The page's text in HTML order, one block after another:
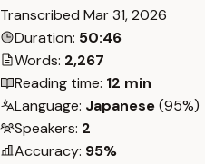
Transcribed Mar 31, 2026
Duration: 50:46
Words: 2,267
Reading time: 12 min
Language: Japanese(95%)
Speakers: 2
Accuracy: 95%